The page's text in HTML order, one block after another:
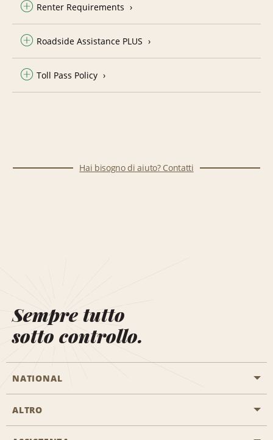
Renter Requirements
Roadside Assistance PLUS
Toll Pass Policy
Hai bisogno di aiuto? Contatti
Sempre tutto
sotto controllo.
NATIONAL
Inizia una prenotazione
ALTRO